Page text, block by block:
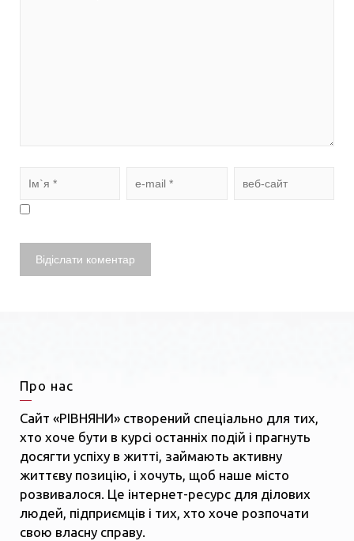
Про нас
Сайт «РІВНЯНИ» створений спеціально для тих,
хто хоче бути в курсі останніх подій і прагнуть
досягти успіху в житті, займають активну
життєву позицію, і хочуть, щоб наше місто
розвивалося. Це інтернет-ресурс для ділових
людей, підприємців і тих, хто хоче розпочати
свою власну справу.